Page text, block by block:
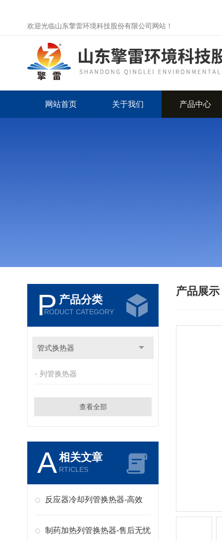
欢迎光临山东擎雷环境科技股份有限公司网站！
网站首页 关于我们 产品中心
P 产品分类
RODUCT CATEGORY
管式换热器
列管换热器
查看全部
A相关文章
RTICLES
反应器冷却列管换热器-高效
制药加热列管换热器-售后无忧
产品展示